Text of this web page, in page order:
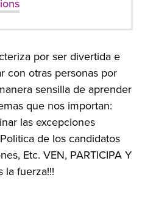
por ser divertida e
con otras personas por
sensilla de aprender
que nos importan:
las excepciones
de los candidatos
Etc. VEN, PARTICIPA Y
la fuerza!!!